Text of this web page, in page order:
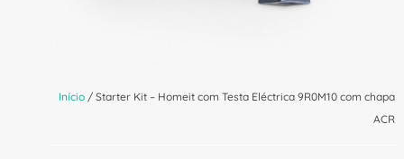
Início / Starter Kit – Homeit com Testa Eléctrica 9R0M10 com chapa
ACR